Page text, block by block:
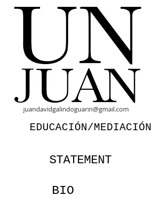
juandavidgalindoguarin@gmail.com
EDUCACIÓN/MEDIACIÓN
STATEMENT
BIO